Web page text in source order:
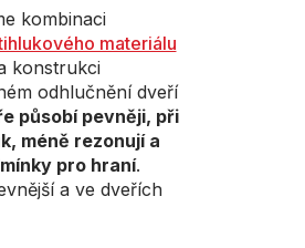
kombinaci
materiálu
konstrukci
odhlučnění dveří
působí pevněji, při
méně rezonují a
pro hraní.
a ve dveřích